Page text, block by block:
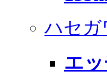
ハセガ
エ